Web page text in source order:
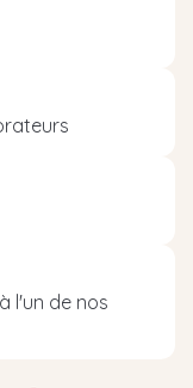
l'un de nos